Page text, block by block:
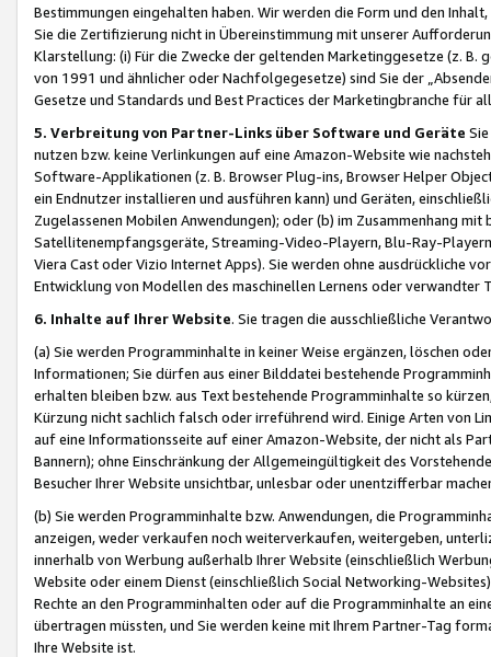
Bestimmungen eingehalten haben. Wir werden die Form und den
Sie die Zertifizierung nicht in Übereinstimmung mit unserer
Klarstellung: (i) Für die Zwecke der geltenden Marketinggesetze (z. B.
von 1991 und ähnlicher oder Nachfolgegesetze) sind Sie der
Gesetze und Standards und Best Practices der Marketingbranche für
5. Verbreitung von Partner-Links über Software und Geräte
nutzen bzw. keine Verlinkungen auf eine Amazon-Website wie
Software-Applikationen (z. B. Browser Plug-ins, Browser Helper
ein Endnutzer installieren und ausführen kann) und Geräten,
Zugelassenen Mobilen Anwendungen); oder (b) im Zusammenhang
Satellitenempfangsgeräte, Streaming-Video-Playern, Blu-Ray-
Viera Cast oder Vizio Internet Apps). Sie werden ohne ausdrückliche
Entwicklung von Modellen des maschinellen Lernens oder
6. Inhalte auf Ihrer Website. Sie tragen die ausschließliche
(a) Sie werden Programminhalte in keiner Weise ergänzen, löschen
Informationen; Sie dürfen aus einer Bilddatei bestehende
erhalten bleiben bzw. aus Text bestehende Programminhalte so
Kürzung nicht sachlich falsch oder irreführend wird. Einige Arten von
auf eine Informationsseite auf einer Amazon-Website, der nicht als
Bannern); ohne Einschränkung der Allgemeingültigkeit des
Besucher Ihrer Website unsichtbar, unlesbar oder unentzifferbar
(b) Sie werden Programminhalte bzw. Anwendungen, die
anzeigen, weder verkaufen noch weiterverkaufen, weitergeben,
innerhalb von Werbung außerhalb Ihrer Website (einschließlich
Website oder einem Dienst (einschließlich Social Networking-
Rechte an den Programminhalten oder auf die Programminhalte an
übertragen müssten, und Sie werden keine mit Ihrem Partner-Tag
Ihre Website ist.